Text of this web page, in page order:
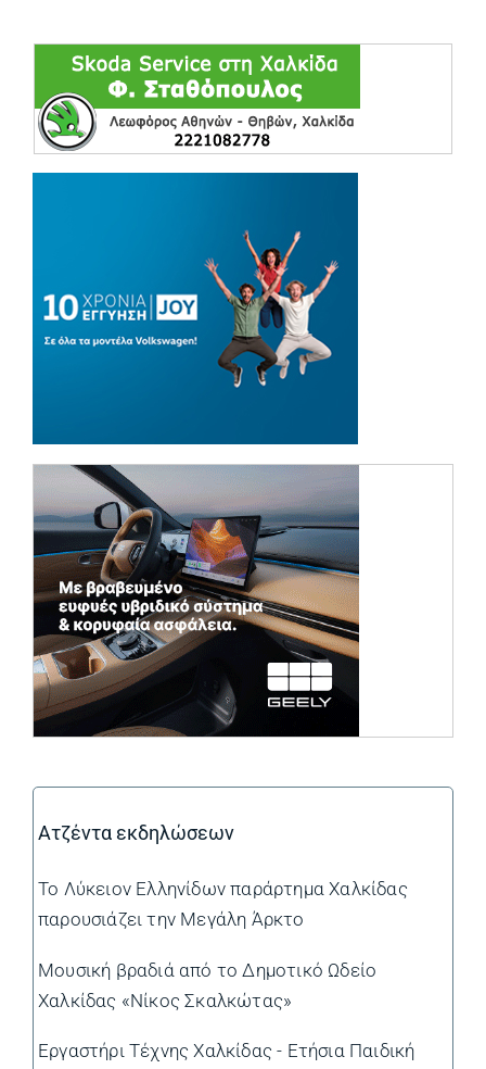
Ατζέντα εκδηλώσεων
Το Λύκειον Ελληνίδων παράρτημα Χαλκίδας
παρουσιάζει την Μεγάλη Άρκτο
Μουσική βραδιά από το Δημοτικό Ωδείο
Χαλκίδας «Νίκος Σκαλκώτας»
Εργαστήρι Τέχνης Χαλκίδας - Ετήσια Παιδική